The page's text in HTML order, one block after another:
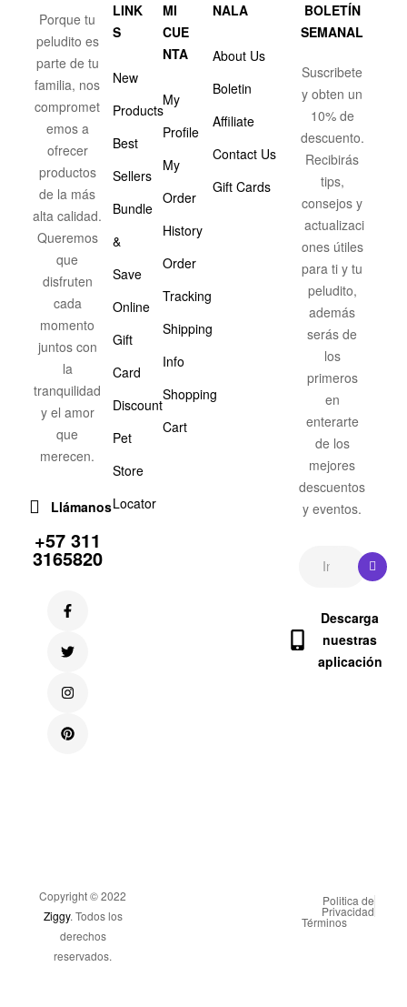
Porque tu
peludito es
parte de tu
familia, nos
compromet
emos a
ofrecer
productos
de la más
alta calidad.
Queremos
que
disfruten
cada
momento
juntos con
la
tranquilidad
y el amor
que
merecen.
Llámanos
+57 311
3165820
LINK
S
New
Products
Best
Sellers
Bundle
&
Save
Online
Gift
Card
Discount
Pet
Store
Locator
MI
CUE
NTA
My
Profile
My
Order
History
Order
Tracking
Shipping
Info
Shopping
Cart
NALA
About Us
Boletin
Affiliate
Contact Us
Gift Cards
BOLETÍN
SEMANAL
Suscribete
y obten un
10% de
descuento.
Recibirás
tips,
consejos y
actualizaci
ones útiles
para ti y tu
peludito,
además
serás de
los
primeros
en
enterarte
de los
mejores
descuentos
y eventos.
Descarga
nuestras
aplicación
Copyright © 2022
Ziggy. Todos los
derechos
reservados.
Politica de
Privacidad
Términos